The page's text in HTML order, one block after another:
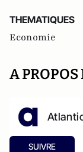
THEMATIQUES
Economie
A PROPOS
SUIVRE